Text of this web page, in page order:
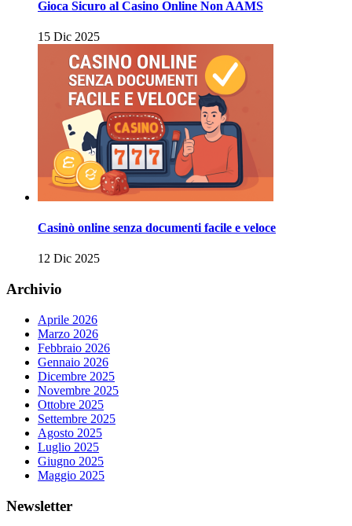
Gioca Sicuro al Casino Online Non AAMS
15 Dic 2025
Casinò online senza documenti facile e veloce
12 Dic 2025
Archivio
Aprile 2026
Marzo 2026
Febbraio 2026
Gennaio 2026
Dicembre 2025
Novembre 2025
Ottobre 2025
Settembre 2025
Agosto 2025
Luglio 2025
Giugno 2025
Maggio 2025
Newsletter